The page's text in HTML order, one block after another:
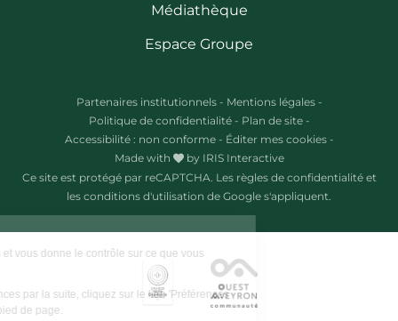
Médiathèque
Espace Groupe
Partenaires institutionnels - Mentions légales -
Politique de confidentialité - Plan de site -
Accessibilité : non conforme - Éditer mes cookies -
Made with
by IRIS Interactive
Ce site est protégé par reCAPTCHA. Les règles de confidentialitéet
les conditions d'utilisation de Google s'appliquent.
Ce site utilise des cookies et vous donne le contrôle sur ce que vous
Pour modifier vos préférences par la suite, cliquez sur le lien 'Préférences
de cookies' situé dans le pied de page.